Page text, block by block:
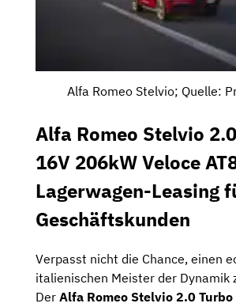
Alfa Romeo Stelvio; Quelle:
Alfa Romeo Stelvio
16V 206kW Veloce
Lagerwagen-Leasing
Geschäftskunden
Verpasst nicht die Chance, einen
italienischen Meister der Dynamik
Der Alfa Romeo Stelvio 2.0